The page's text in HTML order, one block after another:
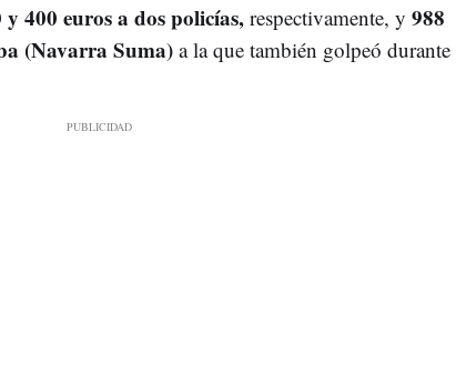
400 euros a dos policías,respectivamente, y 988
(Navarra Suma)a la que también golpeó durante